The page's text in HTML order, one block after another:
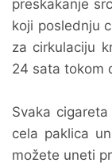
preskakanje
koji poslednju
za cirkulaciju
24 sata tokom
Svaka
cela paklica
možete uneti